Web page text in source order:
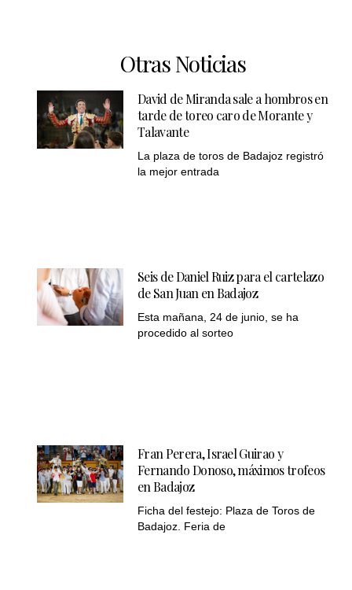
Otras Noticias
David de Miranda sale a hombros en
tarde de toreo caro de Morante y
Talavante
La plaza de toros de Badajoz registró
la mejor entrada
Seis de Daniel Ruiz para el cartelazo
de San Juan en Badajoz
Esta mañana, 24 de junio, se ha
procedido al sorteo
Fran Perera, Israel Guirao y
Fernando Donoso, máximos trofeos
en Badajoz
Ficha del festejo: Plaza de Toros de
Badajoz. Feria de